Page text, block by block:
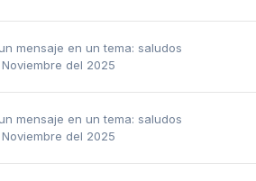
mensaje en un tema: saludos
del 2025
mensaje en un tema: saludos
del 2025